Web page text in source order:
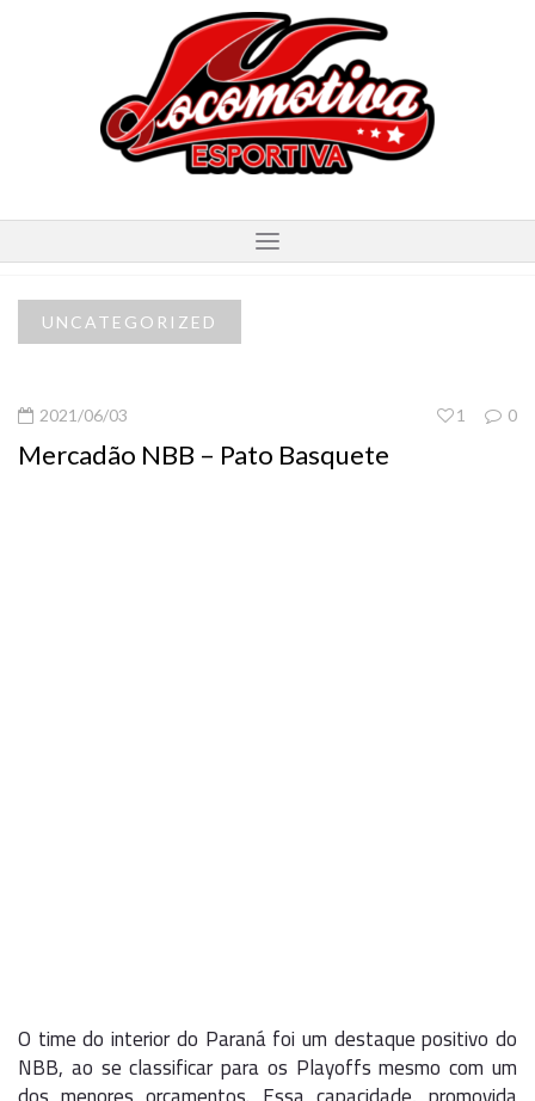
UNCATEGORIZED
2021/06/03 0
1
Mercadão NBB – Pato Basquete
O time do interior do Paraná foi um destaque positivo do
NBB, ao se classificar para os Playoffs mesmo com um